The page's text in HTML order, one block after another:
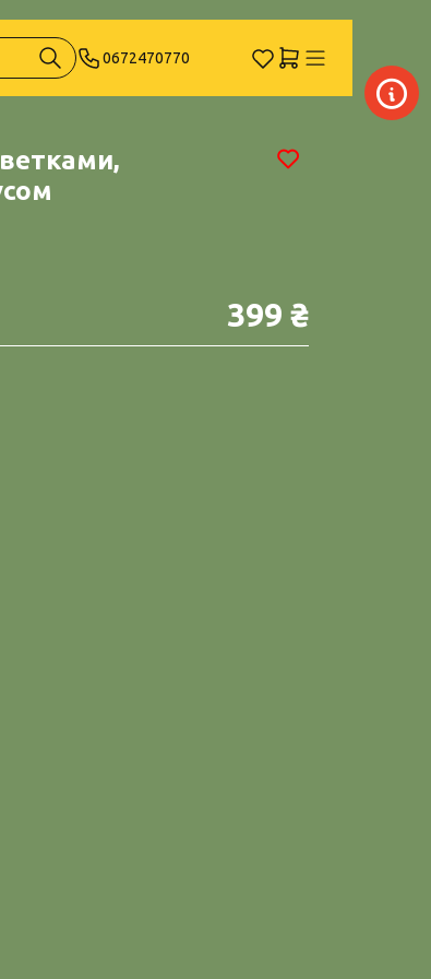
0672470770
399 ₴